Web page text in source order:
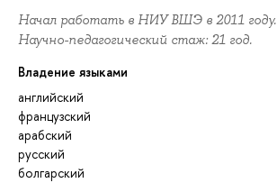
Начал работать в НИУ ВШЭ в 2011 году.
Научно-педагогический стаж: 21 год.
Владение языками
английский
французский
арабский
русский
болгарский